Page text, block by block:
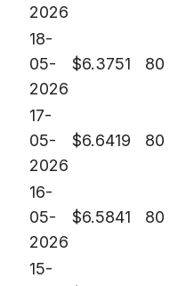
2026
18-
05-
2026
$6.3751 80
17-
05-
2026
$6.6419 80
16-
05-
2026
$6.5841 80
15-